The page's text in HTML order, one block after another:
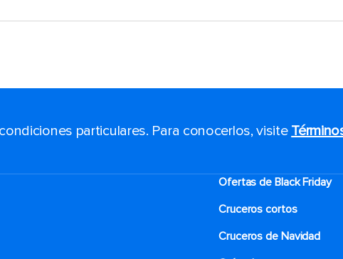
particulares. Para conocerlos, visite
Ofertas de Black Friday
Cruceros cortos
Cruceros de Navidad